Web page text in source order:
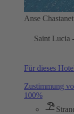
Anse Chastanet
Saint Lucia
Für dieses
Zustimmung
100%